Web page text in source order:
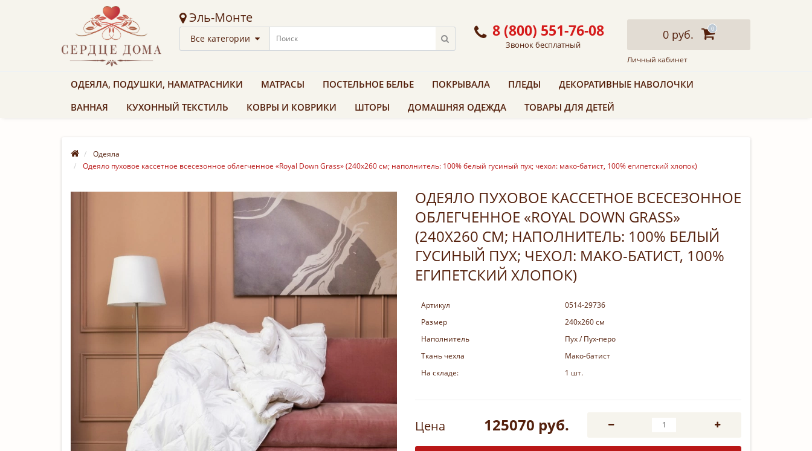
Эль-Монте
Все категории 8 (800) 551-76-08
Звонок бесплатный
0 руб. 0
Личный кабинет
ОДЕЯЛА, ПОДУШКИ, НАМАТРАСНИКИ МАТРАСЫ ПОСТЕЛЬНОЕ БЕЛЬЕ ПОКРЫВАЛА ПЛЕДЫ
ДЕКОРАТИВНЫЕ НАВОЛОЧКИ
ВАННАЯ
КУХОННЫЙ ТЕКСТИЛЬ КОВРЫ И КОВРИКИ ШТОРЫ ДОМАШНЯЯ ОДЕЖДА ТОВАРЫ ДЛЯ ДЕТЕЙ
Одеяла
Одеяло пуховое кассетное всесезонное облегченное «Royal Down Grass» (240х260 см; наполнитель: 100% белый гусиный пух; чехол: мако-батист, 100% египетский хлопок)
ОДЕЯЛО ПУХОВОЕ КАССЕТНОЕ ВСЕСЕЗОННОЕ
ОБЛЕГЧЕННОЕ «ROYAL DOWN GRASS»
(240Х260 СМ; НАПОЛНИТЕЛЬ: 100% БЕЛЫЙ
ГУСИНЫЙ ПУХ; ЧЕХОЛ: МАКО-БАТИСТ, 100%
ЕГИПЕТСКИЙ ХЛОПОК)
Артикул
0514-29736
Размер
240х260 см
Наполнитель
Пух / Пух-перо
Ткань чехла
Мако-батист
На складе:
1 шт.
Цена 125070 руб.